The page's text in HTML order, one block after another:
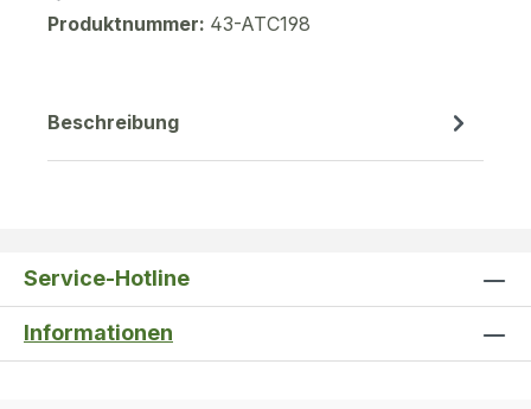
Produktnummer: 43-ATC198
Beschreibung
Service-Hotline
Informationen